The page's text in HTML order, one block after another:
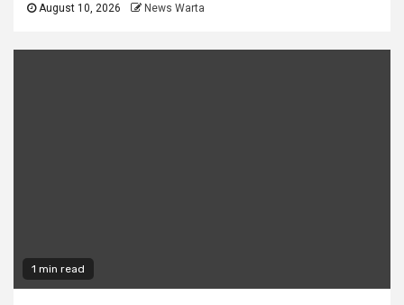
August 10, 2026 News Warta
1 min read